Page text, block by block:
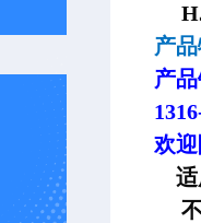
产
产
欢
适
不